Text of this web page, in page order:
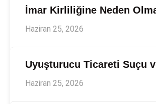
İmar Kirliliğine Neden
Haziran 25, 2026
Uyuşturucu Ticareti Suçu
Haziran 25, 2026